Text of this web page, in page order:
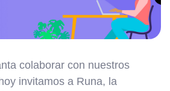
colaborar con nuestros
invitamos a Runa, la